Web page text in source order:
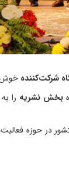
خوش
بخش نشریه را
در حوزه